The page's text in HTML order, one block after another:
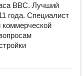
ВВС. Лучший
года. Специалист
коммерческой